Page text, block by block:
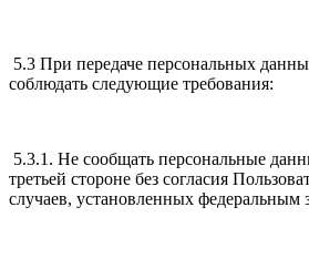
5.3 При передаче персональных
соблюдать следующие требования:
5.3.1. Не сообщать персональные
третьей стороне без согласия
случаев, установленных федеральным